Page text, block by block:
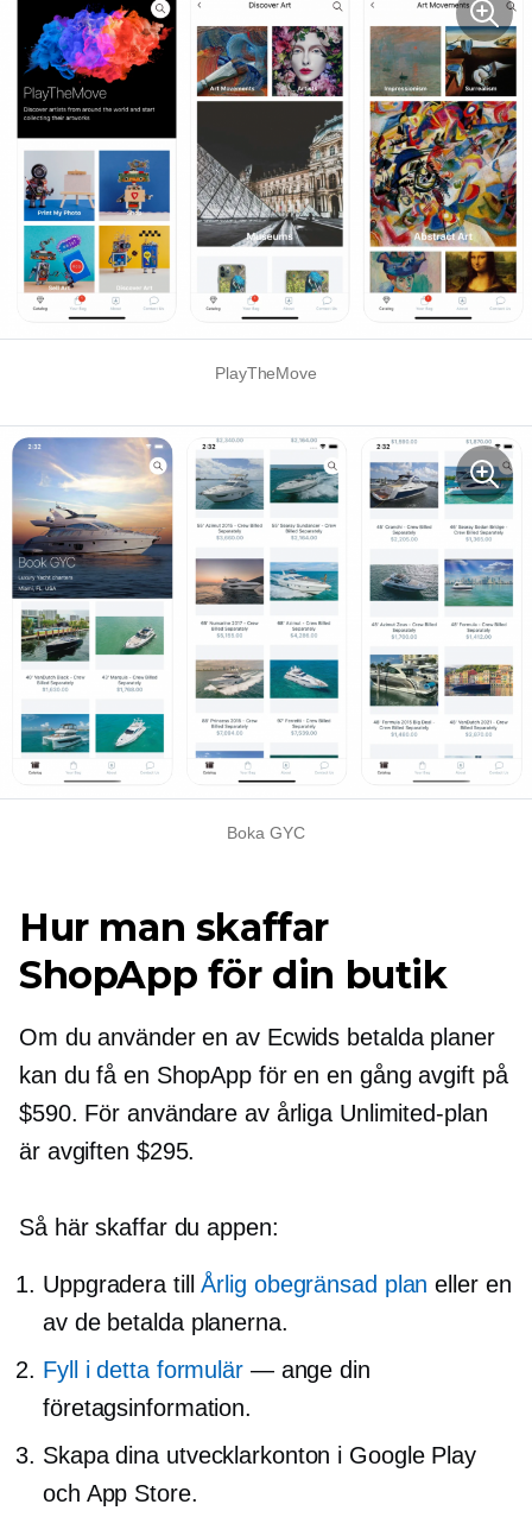
PlayTheMove
Boka GYC
Hur man skaffar
ShopApp för din butik
Om du använder en av Ecwids betalda planer
kan du få en ShopApp för enen gång avgift på
$590. För användare av årliga Unlimited-plan
är avgiften $295.
Så här skaffar du appen:
Uppgradera tillÅrlig obegränsad plan eller en
av de betalda planerna.
Fyll i detta formulär— ange din
företagsinformation.
Skapa dina utvecklarkonton i Google Play
och App Store.